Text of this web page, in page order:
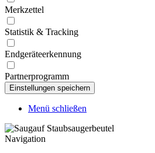
Merkzettel
Statistik & Tracking
Endgeräteerkennung
Partnerprogramm
Menü schließen
Navigation